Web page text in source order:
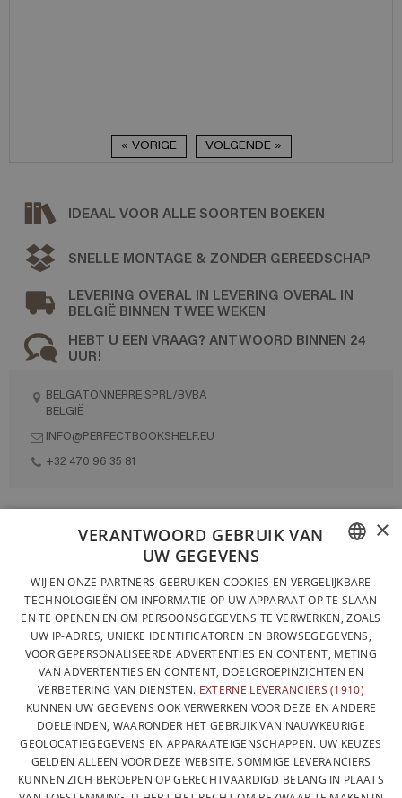
« VORIGE VOLGENDE »
IDEAAL VOOR ALLE SOORTEN BOEKEN
SNELLE MONTAGE & ZONDER GEREEDSCHAP
LEVERING OVERAL IN LEVERING OVERAL IN
BELGIË BINNEN TWEE WEKEN
HEBT U EEN VRAAG? ANTWOORD BINNEN 24
UUR!
BELGATONNERRE SPRL/BVBA
BELGIË
INFO@PERFECTBOOKSHELF.EU
+32 470 96 35 81
VOLLEDIG ONTWORPEN EN GEPRODUCEERD IN BELGIË
PRIVACYBELEID
ALGEMENE VERKOOPVOORWAARDEN
SITEMAP
FRENCH
DUTCH
ENGLISH
×
VERANTWOORD GEBRUIK VAN
UW GEGEVENS
WIJ EN ONZE PARTNERS GEBRUIKEN COOKIES EN VERGELIJKBARE
TECHNOLOGIEËN OM INFORMATIE OP UW APPARAAT OP TE SLAAN
EN TE OPENEN EN OM PERSOONSGEGEVENS TE VERWERKEN, ZOALS
UW IP-ADRES, UNIEKE IDENTIFICATOREN EN BROWSEGEGEVENS,
VOOR GEPERSONALISEERDE ADVERTENTIES EN CONTENT, METING
VAN ADVERTENTIES EN CONTENT, DOELGROEPINZICHTEN EN
VERBETERING VAN DIENSTEN. EXTERNE LEVERANCIERS (1910)
KUNNEN UW GEGEVENS OOK VERWERKEN VOOR DEZE EN ANDERE
DOELEINDEN, WAARONDER HET GEBRUIK VAN NAUWKEURIGE
GEOLOCATIEGEGEVENS EN APPARAATEIGENSCHAPPEN. UW KEUZES
GELDEN ALLEEN VOOR DEZE WEBSITE. SOMMIGE LEVERANCIERS
KUNNEN ZICH BEROEPEN OP GERECHTVAARDIGD BELANG IN PLAATS